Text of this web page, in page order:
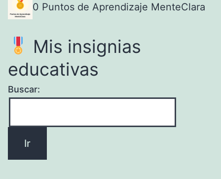
0 Puntos de Aprendizaje MenteClara
Mis insignias
educativas
Buscar: